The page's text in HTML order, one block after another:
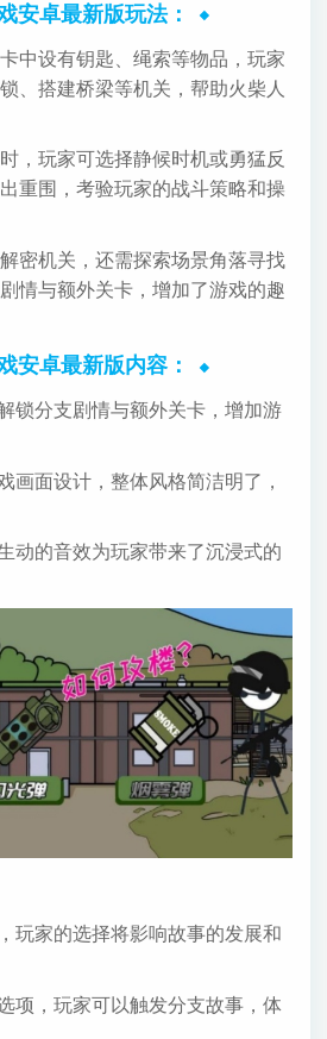
安卓最新版玩法：
中设有钥匙、绳索等物品，玩家
、搭建桥梁等机关，帮助火柴人
，玩家可选择静候时机或勇猛反
重围，考验玩家的战斗策略和操
密机关，还需探索场景角落寻找
情与额外关卡，增加了游戏的趣
安卓最新版内容：
锁分支剧情与额外关卡，增加游
画面设计，整体风格简洁明了，
动的音效为玩家带来了沉浸式的
玩家的选择将影响故事的发展和
项，玩家可以触发分支故事，体